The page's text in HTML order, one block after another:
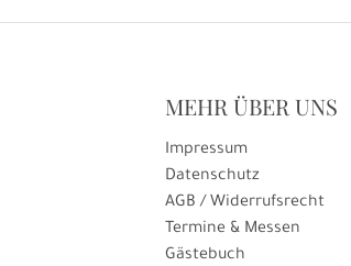
MEHR ÜBER UNS
Impressum
Datenschutz
AGB / Widerrufsrecht
Termine & Messen
Gästebuch